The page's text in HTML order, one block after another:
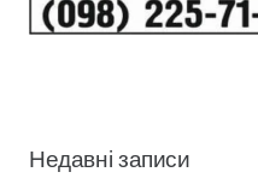
Недавні записи